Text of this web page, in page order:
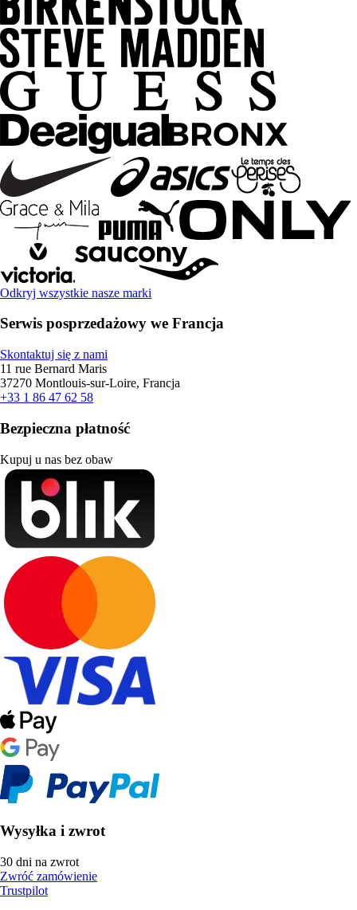
Odkryj wszystkie nasze marki
Serwis posprzedażowy we Francja
Skontaktuj się z nami
11 rue Bernard Maris
37270 Montlouis-sur-Loire, Francja
+33 1 86 47 62 58
Bezpieczna płatność
Kupuj u nas bez obaw
Wysyłka i zwrot
30 dni na zwrot
Zwróć zamówienie
Trustpilot